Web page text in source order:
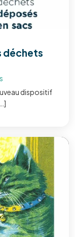
déchets
dispositif